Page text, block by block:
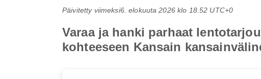
Päivitetty viimeksi6. elokuuta 2026 klo 18.52 UTC+0
Varaa ja hanki parhaat
kohteeseen Kansain